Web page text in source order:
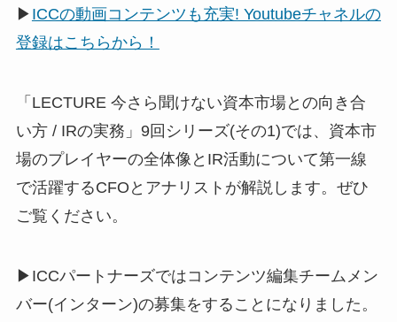
▶ ICCの動画コンテンツも充実! Youtubeチャネルの
登録はこちらから！
「LECTURE 今さら聞けない資本市場との向き合
い方 / IRの実務」9回シリーズ(その1)では、資本市
場のプレイヤーの全体像とIR活動について第一線
で活躍するCFOとアナリストが解説します。ぜひ
ご覧ください。
▶ICCパートナーズではコンテンツ編集チームメン
バー(インターン)の募集をすることになりました。